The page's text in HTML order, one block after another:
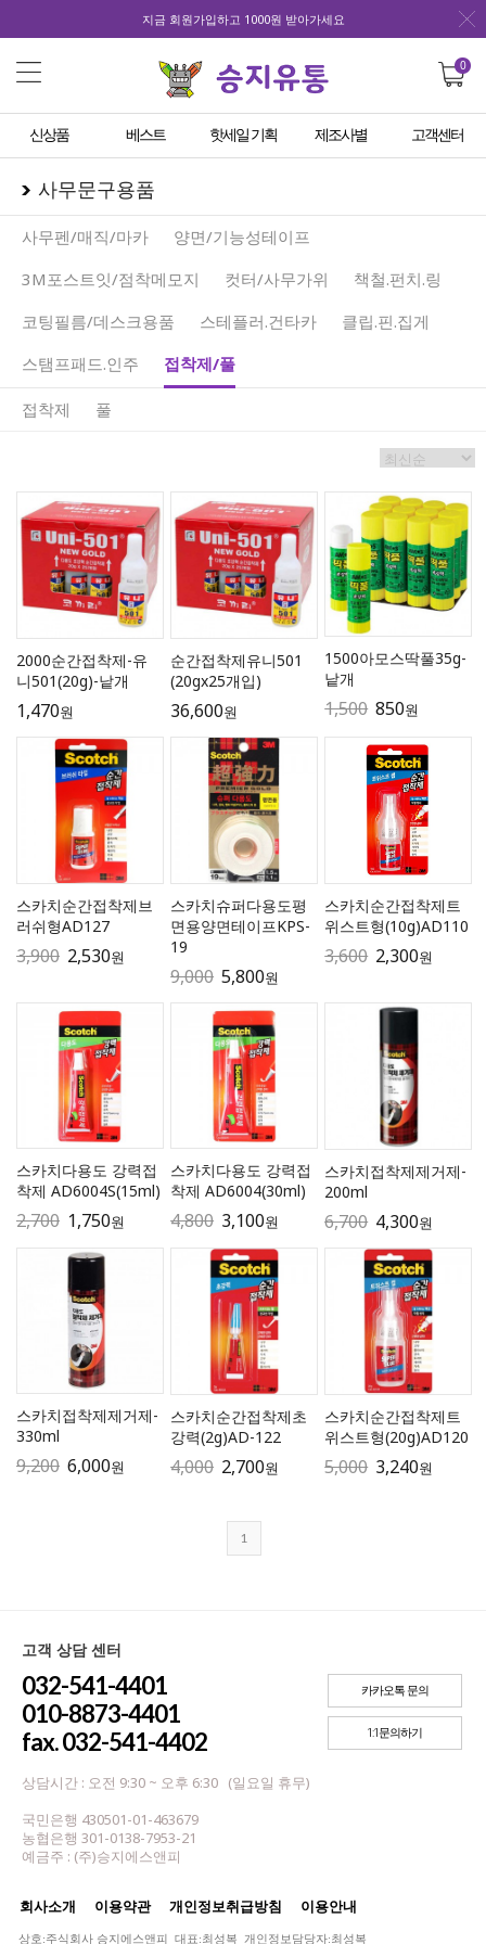
지금 회원가입하고 1000원 받아가세요
0
신상품 베스트 핫세일 기획 제조사별 고객센터
사무문구용품
사무펜/매직/마카
양면/기능성테이프
3M포스트잇/점착메모지
컷터/사무가위
책철.펀치.링
코팅필름/데스크용품
스테플러.건타카
클립.핀.집게
스탬프패드.인주
접착제/풀
접착제 풀
2000순간접착제-유
니501(20g)-낱개
1,470원
순간접착제유니501
(20gx25개입)
36,600원
1500아모스딱풀35g-
낱개
1,500 850원
스카치순간접착제브
러쉬형AD127
3,900 2,530원
스카치슈퍼다용도평
면용양면테이프KPS-
19
9,000 5,800원
스카치순간접착제트
위스트형(10g)AD110
3,600 2,300원
스카치다용도 강력접
착제 AD6004S(15ml)
2,700 1,750원
스카치다용도 강력접
착제 AD6004(30ml)
4,800 3,100원
스카치접착제제거제-
200ml
6,700 4,300원
스카치접착제제거제-
330ml
9,200 6,000원
스카치순간접착제초
강력(2g)AD-122
4,000 2,700원
스카치순간접착제트
위스트형(20g)AD120
5,000 3,240원
1
고객 상담 센터
032-541-4401
010-8873-4401
fax. 032-541-4402
상담시간 : 오전 9:30 ~ 오후 6:30 (일요일 휴무)
국민은행 430501-01-463679
농협은행 301-0138-7953-21
예금주 : (주)승지에스앤피
카카오톡 문의
1:1문의하기
회사소개 이용약관 개인정보취급방침 이용안내
상호:주식회사 승지에스앤피 대표:최성복 개인정보담당자:최성복